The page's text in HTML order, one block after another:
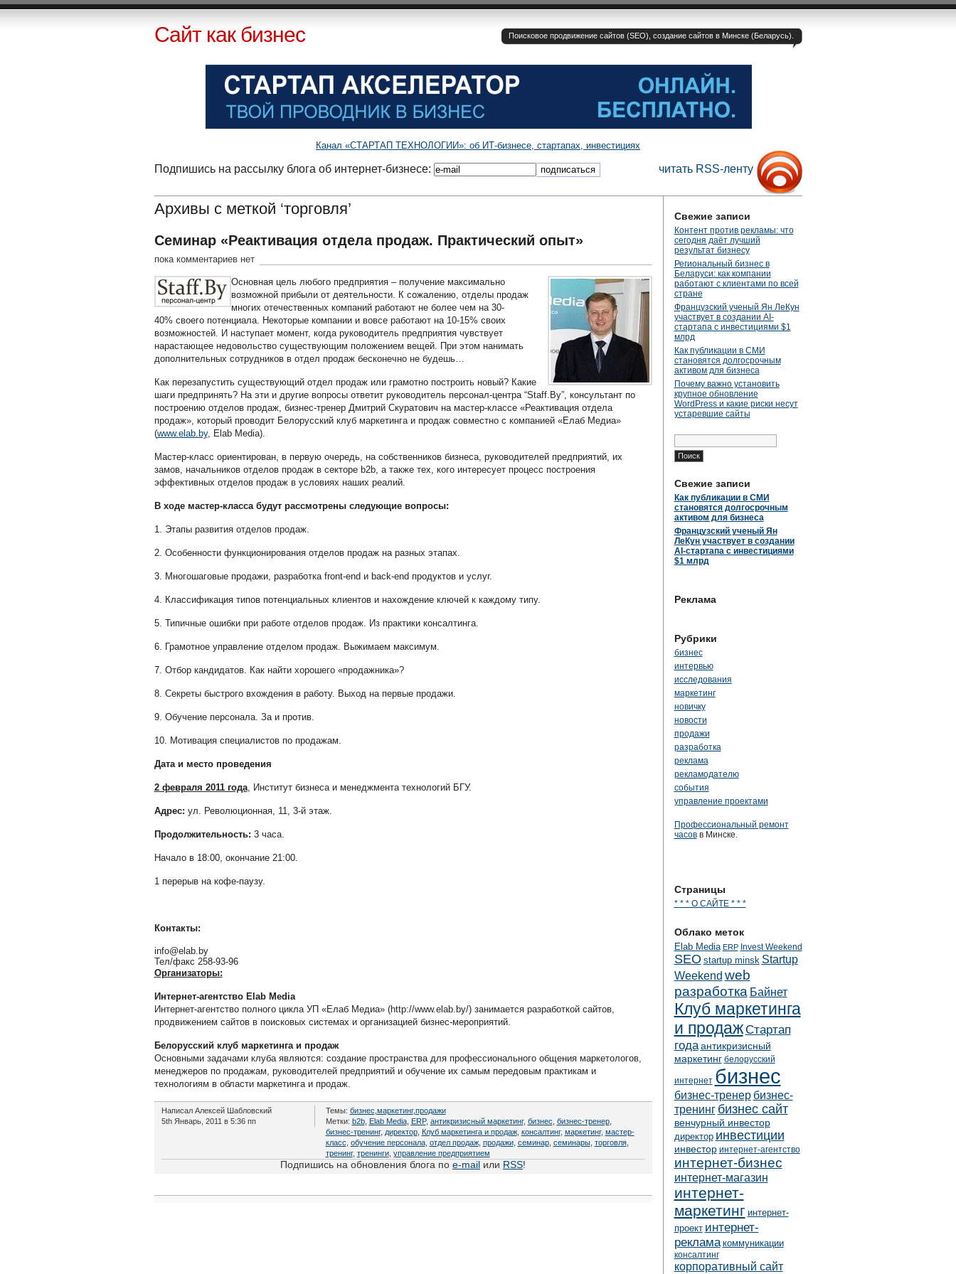
Сайт как бизнес Поисковое продвижение сайтов (SEO), создание сайтов в Минске (Беларусь).
Канал «СТАРТАП ТЕХНОЛОГИИ»: об ИТ-бизнесе, стартапах, инвестициях
Подпишись на рассылку блога об интернет-бизнесе: читать RSS-ленту
Архивы с меткой ‘торговля’
Семинар «Реактивация отдела продаж. Практический опыт»
пока комментариев нет
Основная цель любого предприятия – получение максимально
возможной прибыли от деятельности. К сожалению, отделы продаж
многих отечественных компаний работают не более чем на 30-
40% своего потенциала. Некоторые компании и вовсе работают на 10-15% своих
возможностей. И наступает момент, когда руководитель предприятия чувствует
нарастающее недовольство существующим положением вещей. При этом нанимать
дополнительных сотрудников в отдел продаж бесконечно не будешь…
Как перезапустить существующий отдел продаж или грамотно построить новый? Какие
шаги предпринять? На эти и другие вопросы ответит руководитель персонал-центра “Staff.By”, консультант по
построению отделов продаж, бизнес-тренер Дмитрий Скуратович на мастер-классе «Реактивация отдела
продаж», который проводит Белорусский клуб маркетинга и продаж совместно с компанией «Елаб Медиа»
(www.elab.by, Elab Media).
Мастер-класс ориентирован, в первую очередь, на собственников бизнеса, руководителей предприятий, их
замов, начальников отделов продаж в секторе b2b, а также тех, кого интересует процесс построения
эффективных отделов продаж в условиях наших реалий.
В ходе мастер-класса будут рассмотрены следующие вопросы:
1. Этапы развития отделов продаж.
2. Особенности функционирования отделов продаж на разных этапах.
3. Многошаговые продажи, разработка front-end и back-end продуктов и услуг.
4. Классификация типов потенциальных клиентов и нахождение ключей к каждому типу.
5. Типичные ошибки при работе отделов продаж. Из практики консалтинга.
6. Грамотное управление отделом продаж. Выжимаем максимум.
7. Отбор кандидатов. Как найти хорошего «продажника»?
8. Секреты быстрого вхождения в работу. Выход на первые продажи.
9. Обучение персонала. За и против.
10. Мотивация специалистов по продажам.
Дата и место проведения
2 февраля 2011 года, Институт бизнеса и менеджмента технологий БГУ.
Адрес: ул. Революционная, 11, 3-й этаж.
Продолжительность: 3 часа.
Начало в 18:00, окончание 21:00.
1 перерыв на кофе-паузу.
Контакты:
info@elab.by
Тел/факс 258-93-96
Организаторы:
Интернет-агентство Elab Media
Интернет-агентство полного цикла УП «Елаб Медиа» (http://www.elab.by/) занимается разработкой сайтов,
продвижением сайтов в поисковых системах и организацией бизнес-мероприятий.
Белорусский клуб маркетинга и продаж
Основными задачами клуба являются: создание пространства для профессионального общения маркетологов,
менеджеров по продажам, руководителей предприятий и обучение их самым передовым практикам и
технологиям в области маркетинга и продаж.
Написал Алексей Шабловский
5th Январь, 2011 в 5:36 пп
Темы: бизнес маркетинг,продажи
Метки: b2b, Elab Media, ERP, антикризисный маркетинг, бизнес бизнес-тренер,
бизнес-тренинг, директор, Клуб маркетинга и продаж, консалтинг, маркетинг, мастер-
класс обучение персонала, отдел продаж, продажи, семинар, семинары, торговля,
тренинг, тренинги, управление предприятием
Подпишись на обновления блога по e-mail или RSS!
Свежие записи
Контент против рекламы: что
сегодня даёт лучший
результат бизнесу
Региональный бизнес в
Беларуси: как компании
работают с клиентами по всей
стране
Французский ученый Ян ЛеКун
участвует в создании AI-
стартапа с инвестициями $1
млрд
Как публикации в СМИ
становятся долгосрочным
активом для бизнеса
Почему важно установить
крупное обновление
WordPress и какие риски несут
устаревшие сайты
Найти:
Свежие записи
Как публикации в СМИ
становятся долгосрочным
активом для бизнеса
Французский ученый Ян
ЛеКун участвует в создании
AI-стартапа с инвестициями
$1 млрд
Реклама
Рубрики
бизнес
интервью
исследования
маркетинг
новичку
новости
продажи
разработка
реклама
рекламодателю
события
управление проектами
Профессиональный ремонт
часовв Минске.
Страницы
* * * О САЙТЕ * * *
Облако меток
Elab Media ERP Invest Weekend
SEO startup minsk Startup
Weekend web
разработка Байнет
Клуб маркетинга
и продажСтартап
года антикризисный
маркетинг белорусский
интернет бизнес
бизнес-тренер бизнес-
тренинг бизнес сайт
венчурный инвестор
директор инвестиции
инвестор интернет-агентство
интернет-бизнес
интернет-магазин
интернет-
маркетинг интернет-
проект интернет-
реклама коммуникации
консалтинг
корпоративный сайт